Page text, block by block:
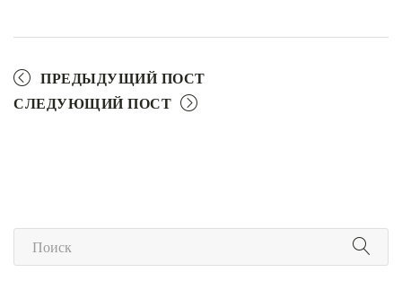
ПРЕДЫДУЩИЙ ПОСТ
СЛЕДУЮЩИЙ ПОСТ